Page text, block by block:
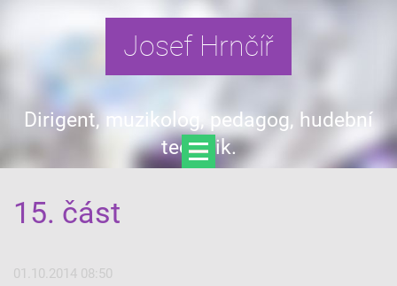
Josef Hrnčíř
Dirigent, muzikolog, pedagog, hudební
teoretik.
15. část
01.10.2014 08:50